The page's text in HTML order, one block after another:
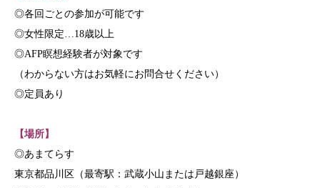
◎各回ごとの参加が可能です
◎女性限定…18歳以上
◎AFP瞑想経験者が対象です
（わからない方はお気軽にお問合せください）
◎定員あり
【場所】
◎あまてらす
東京都品川区（最寄駅：武蔵小山または戸越銀座）